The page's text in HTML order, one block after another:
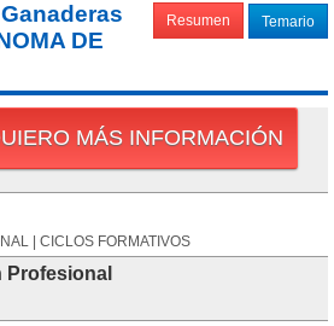
Resumen Temario
DE
MÁS INFORMACIÓN
| CICLOS FORMATIVOS
Profesional